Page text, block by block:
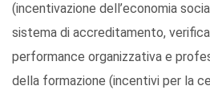
(incentivazione dell’economia
sistema di accreditamento,
performance organizzativa e
della formazione (incentivi per la